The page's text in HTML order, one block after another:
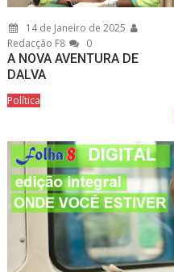
14 de Janeiro de 2025
Redacção F8
0
A NOVA AVENTURA DE
DALVA
Política